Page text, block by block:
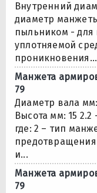
Внутренний
диаметр
пыльником -
уплотняемой
проникновения...
Манжета
79
Диаметр вала
Высота мм: 15
где: 2 – тип
и...
Манжета
79